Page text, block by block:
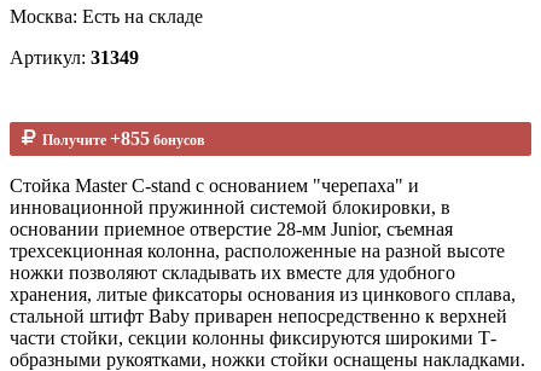
Москва: Есть на складе
Артикул: 31349
Получите +855 бонусов
Стойка Master C-stand с основанием "черепаха" и
инновационной пружинной системой блокировки, в
основании приемное отверстие 28-мм Junior, съемная
трехсекционная колонна, расположенные на разной высоте
ножки позволяют складывать их вместе для удобного
хранения, литые фиксаторы основания из цинкового сплава,
стальной штифт Baby приварен непосредственно к верхней
части стойки, секции колонны фиксируются широкими Т-
образными рукоятками, ножки стойки оснащены накладками.